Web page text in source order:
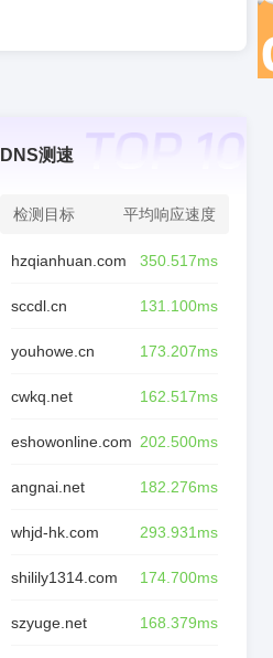
DNS测速
检测目标 平均响应速度
hzqianhuan.com 350.517ms
sccdl.cn 131.100ms
youhowe.cn 173.207ms
cwkq.net 162.517ms
eshowonline.com 202.500ms
angnai.net 182.276ms
whjd-hk.com 293.931ms
shilily1314.com 174.700ms
szyuge.net 168.379ms